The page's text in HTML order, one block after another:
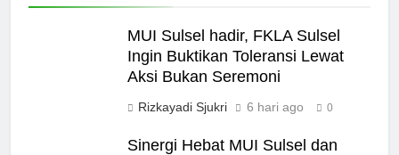
MUI Sulsel hadir, FKLA Sulsel
Ingin Buktikan Toleransi Lewat
Aksi Bukan Seremoni
Rizkayadi Sjukri 6 hari ago 0
Sinergi Hebat MUI Sulsel dan